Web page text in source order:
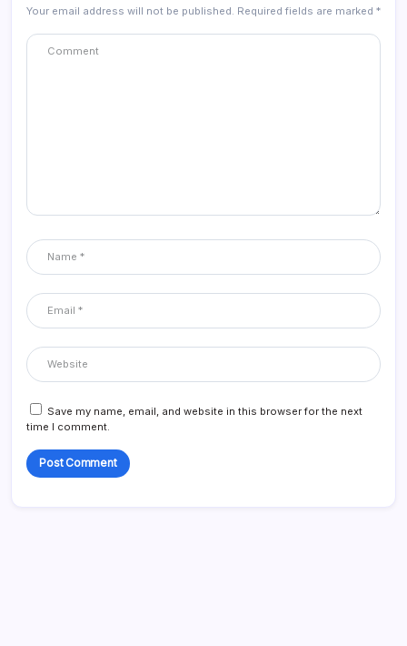
Your email address will not be published. Required fields are marked *
Save my name, email, and website in this browser for the next
time I comment.